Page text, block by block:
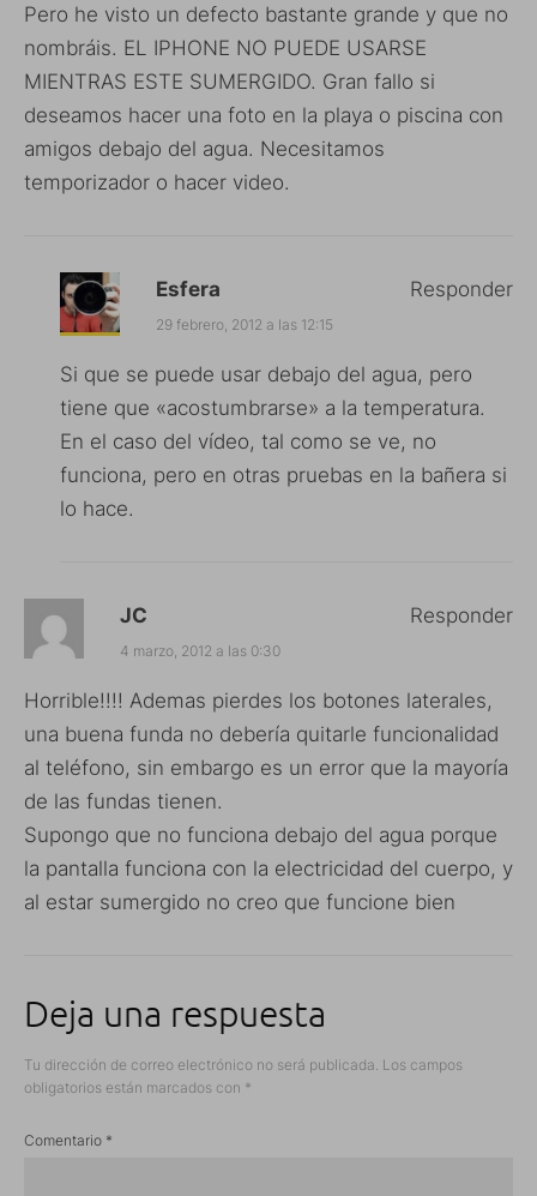
Pero he visto un defecto bastante grande y que no
nombráis. EL IPHONE NO PUEDE USARSE
MIENTRAS ESTE SUMERGIDO. Gran fallo si
deseamos hacer una foto en la playa o piscina con
amigos debajo del agua. Necesitamos
temporizador o hacer video.
Esfera
29 febrero, 2012 a las 12:15
Si que se puede usar debajo del agua, pero
tiene que «acostumbrarse» a la temperatura.
En el caso del vídeo, tal como se ve, no
funciona, pero en otras pruebas en la bañera si
lo hace.
Responder
JC
4 marzo, 2012 a las 0:30
Horrible!!!! Ademas pierdes los botones laterales,
una buena funda no debería quitarle funcionalidad
al teléfono, sin embargo es un error que la mayoría
de las fundas tienen.
Supongo que no funciona debajo del agua porque
la pantalla funciona con la electricidad del cuerpo, y
al estar sumergido no creo que funcione bien
Responder
Deja una respuesta
Tu dirección de correo electrónico no será publicada. Los campos
obligatorios están marcados con *
Comentario *